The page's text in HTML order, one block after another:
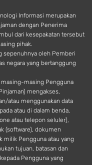
Informasi merupakan
dengan Penerima
dari kesepakatan tersebut
pihak.
sepenuhnya oleh Pemberi
negara yang bertanggung
masing Pengguna
mengakses,
atau menggunakan data
atau di dalam benda,
atau telepon seluler),
(software), dokumen
milik Pengguna atau yang
tujuan, batasan dan
Pengguna yang